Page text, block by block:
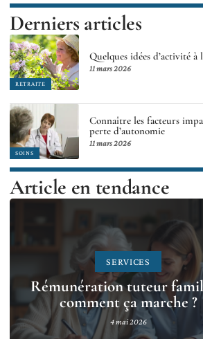
Derniers articles
RETRAITE
Quelques idées d’activité
11 mars 2026
SOINS
Connaître les facteurs
perte d’autonomie
11 mars 2026
Article en tendance
SERVICES
Rémunération tuteur
comment ça marche ?
4 mai 2026